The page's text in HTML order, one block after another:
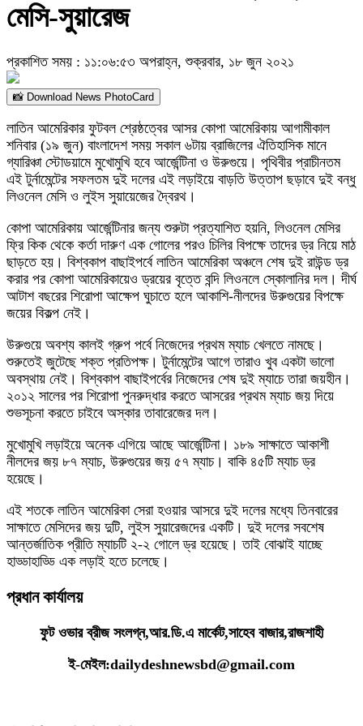
মেসি-সুয়ারেজ
প্রকাশিত সময় : ১১:০৬:৫৩ অপরাহ্ন, শুক্রবার, ১৮ জুন ২০২১
📸 Download News PhotoCard
লাতিন আমেরিকার ফুটবল শ্রেষ্ঠত্বের আসর কোপা আমেরিকায় আগামীকাল
শনিবার (১৯ জুন) বাংলাদেশ সময় সকাল ৬টায় ব্রাজিলের ঐতিহাসিক মানে
গ্যারিঞ্চা স্টোডয়ামে মুখোমুখি হবে আর্জেন্টিনা ও উরুগুয়ে। পৃথিবীর প্রাচীনতম
এই টুর্নামেন্টের সফলতম দুই দলের এই লড়াইয়ে বাড়তি উত্তাপ ছড়াবে দুই বন্ধু
লিওনেল মেসি ও লুইস সুয়ায়েজের দ্বৈরথ।
কোপা আমেরিকায় আর্জেন্টিনার জন্য শুরুটা প্রত্যাশিত হয়নি, লিওনেল মেসির
ফ্রি কিক থেকে কর্তা দারুণ এক গোলের পরও চিলির বিপক্ষে তাদের ড্র নিয়ে মাঠ
ছাড়তে হয়। বিশ্বকাপ বাছাইপর্বে লাতিন আমেরিকা অঞ্চলে শেষ দুই রাউন্ড ড্র
করার পর কোপা আমেরিকায়েও ড্রয়ের বৃত্তে বন্দি লিওনলে স্কোলানির দল। দীর্ঘ
আটাশ বছরের শিরোপা আক্ষেপ ঘুচাতে হলে আকাশি-নীলদের উরুগুয়ের বিপক্ষে
জয়ের বিকল্প নেই।
উরুগুয়ে অবশ্য কালই গ্রুপ পর্বে নিজেদের প্রথম ম্যাচ খেলতে নামছে।
শুরুতেই জুটেছে শক্ত প্রতিপক্ষ। টুর্নামেন্টের আগে তারাও খুব একটা ভালো
অবস্থায় নেই। বিশ্বকাপ বাছাইপর্বের নিজেদের শেষ দুই ম্যাচে তারা জয়হীন।
২০১২ সালের পর শিরোপা পুনরুদ্ধার করতে আসরের প্রথম ম্যাচ জয় দিয়ে
শুভসূচনা করতে চাইবে অস্কার তাবারেজের দল।
মুখোমুখি লড়াইয়ে অনেক এগিয়ে আছে আর্জেন্টিনা। ১৮৯ সাক্ষাতে আকাশী
নীলদের জয় ৮৭ ম্যাচ, উরুগুয়ের জয় ৫৭ ম্যাচ। বাকি ৪৫টি ম্যাচ ড্র
হয়েছে।
এই শতকে লাতিন আমেরিকা সেরা হওয়ার আসরে দুই দলের মধ্যে তিনবারের
সাক্ষাতে মেসিদের জয় দুটি, লুইস সুয়ারেজদের একটি। দুই দলের সবশেষ
আন্তর্জাতিক প্রীতি ম্যাচটি ২-২ গোলে ড্র হয়েছে। তাই বোঝাই যাচ্ছে
হাড্ডাহাড্ডি এক লড়াই হতে চলেছে।
প্রধান কার্যালয়
ফুট ওভার ব্রীজ সংলগ্ন,আর.ডি.এ মার্কেট,সাহেব বাজার,রাজশাহী
ই-মেইল:dailydeshnewsbd@gmail.com